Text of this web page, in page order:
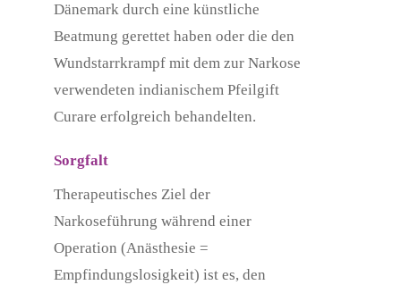
Dänemark durch eine künstliche
Beatmung gerettet haben oder die den
Wundstarrkrampf mit dem zur Narkose
verwendeten indianischem Pfeilgift
Curare erfolgreich behandelten.
Sorgfalt
Therapeutisches Ziel der
Narkoseführung während einer
Operation (Anästhesie =
Empfindungslosigkeit) ist es, den